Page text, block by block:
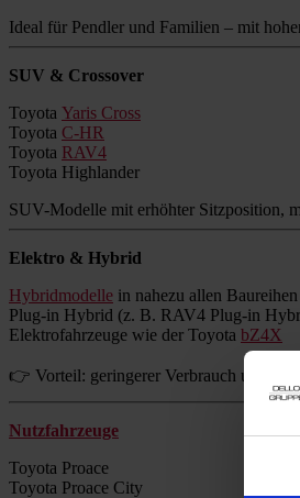
Ideal für Pendler und Familien – mit
SUV & Crossover
Toyota Yaris Cross
Toyota C-HR
Toyota RAV4
Toyota Highlander
SUV-Modelle mit erhöhter Sitzposition,
Elektro & Hybrid
Hybridmodelle in nahezu allen Baureihen
Plug-in Hybrid (z. B. RAV4 Plug-in
Elektrofahrzeuge wie der Toyota bZ4X
👉 Vorteil: geringerer Verbrauch und
Nutzfahrzeuge
Toyota Proace
Toyota Proace City